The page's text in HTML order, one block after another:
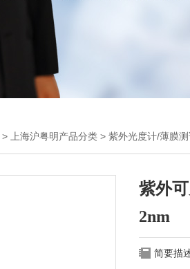
> 上海沪粤明产品分类 > 紫外光度计/薄膜
紫外
2nm
简要描